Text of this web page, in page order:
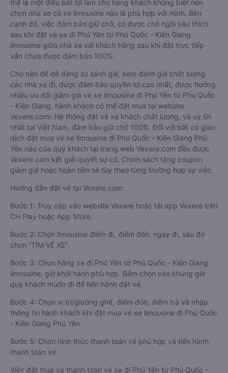
thể là một điều bất lợi làm cho hàng khách không biết nên
chọn nhà xe có xe limousine nào là phù hợp với mình. Bên
cạnh đó, việc đảm bảo giữ chỗ, có được chỗ ngồi yêu thích
sau khi đặt vé xe đi Phú Yên từ Phú Quốc - Kiên Giang
limousine giữa nhà xe với khách hàng sau khi đặt trực tiếp
vẫn chưa được đảm bảo 100%.
Cho nên để dễ dàng so sánh giá, xem đánh giá chất lượng
các nhà xe đi, được đảm bảo quyền lợi cao nhất, được hưởng
nhiều ưu đãi giảm giá vé xe limousine đi Phú Yên từ Phú Quốc
- Kiên Giang, hành khách có thể đặt mua tại website
Vexere.com- Hệ thống đặt vé xe khách chất lượng, và uy tín
nhất tại Việt Nam, đảm bảo giữ chỗ 100%. Đối với bất cứ giao
dịch đặt mua vé xe limousine đi Phú Quốc - Kiên Giang Phú
Yên nào của quý khách tại trang web Vexere.com đều được
Vexere cam kết giải quyết sự cố. Chính sách tặng coupon
giảm giá hoặc hoàn tiền sẽ tùy theo từng trường hợp sự việc.
Hướng dẫn đặt vé tại Vexere.com:
Bước 1: Truy cập vào website Vexere hoặc tải app Vexere trên
CH Play hoặc App Store.
Bước 2: Chọn limousine điểm đi, điểm đến, ngày đi, sau đó
chọn “TÌM VÉ XE”.
Bước 3: Chọn hãng xe đi Phú Yên từ Phú Quốc - Kiên Giang
limousine, giờ khởi hành phù hợp. Bấm chọn vào khung giờ
quý khách muốn đi để tiến hành đặt vé.
Bước 4: Chọn vị trí/giường ghế, điểm đón, điểm trả và nhập
thông tin hành khách khi đặt mua vé xe limousine đi Phú Quốc
- Kiên Giang Phú Yên
Bước 5: Chọn hình thức thanh toán vé phù hợp và tiến hành
thanh toán vé.
Việc đặt mua và thanh toán vé xe đi Phú Yên từ Phú Quốc -